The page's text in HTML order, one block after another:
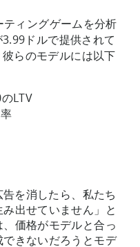
ィングゲームを分析
ドルで提供されて
らのモデルには以下
LTV
告を消したら、私たち
出せていません」と
価格がモデルと合っ
きないだろうとモデ